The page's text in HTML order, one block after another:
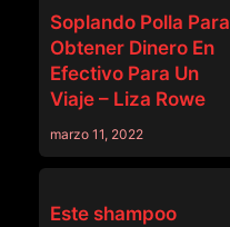
Soplando Polla Para
Obtener Dinero En
Efectivo Para Un
Viaje – Liza Rowe
marzo 11, 2022
Este shampoo